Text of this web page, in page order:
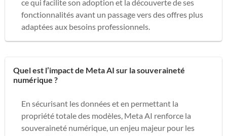
ce qui facilite son adoption et la découverte de ses
fonctionnalités avant un passage vers des offres plus
adaptées aux besoins professionnels.
Quel est l’impact de Meta AI sur la souveraineté
numérique ?
En sécurisant les données et en permettant la
propriété totale des modèles, Meta AI renforce la
souveraineté numérique, un enjeu majeur pour les